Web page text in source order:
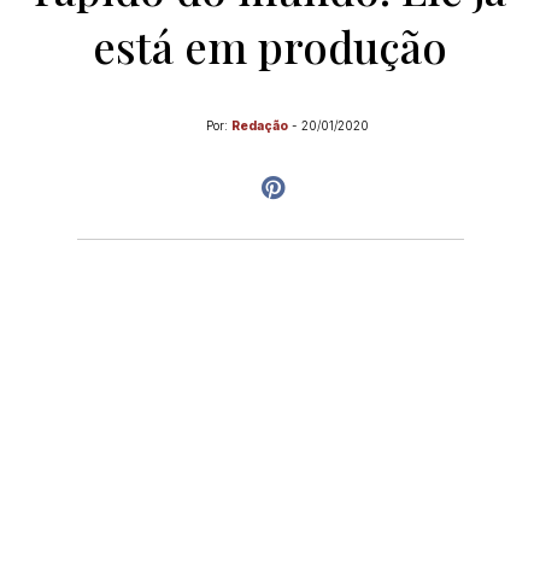
está em produção
Por: Redação - 20/01/2020